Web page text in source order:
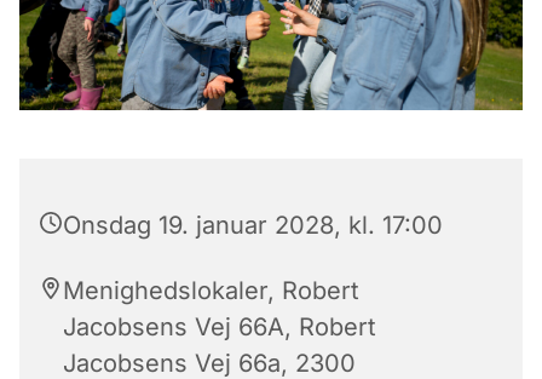
Onsdag 19. januar 2028, kl. 17:00
Menighedslokaler, Robert
Jacobsens Vej 66A, Robert
Jacobsens Vej 66a, 2300